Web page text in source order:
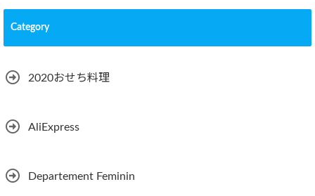
Category
2020おせち料理
AliExpress
Departement Feminin